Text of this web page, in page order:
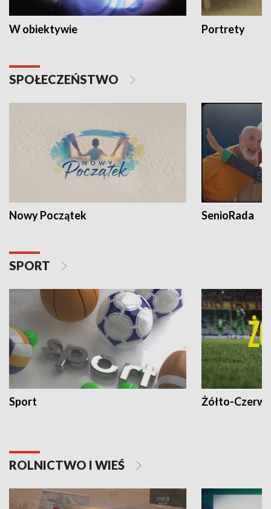
W obiektywie Portrety
SPOŁECZEŃSTWO
Nowy Początek SenioRada
SPORT
Sport Żółto-
ROLNICTWO I WIEŚ